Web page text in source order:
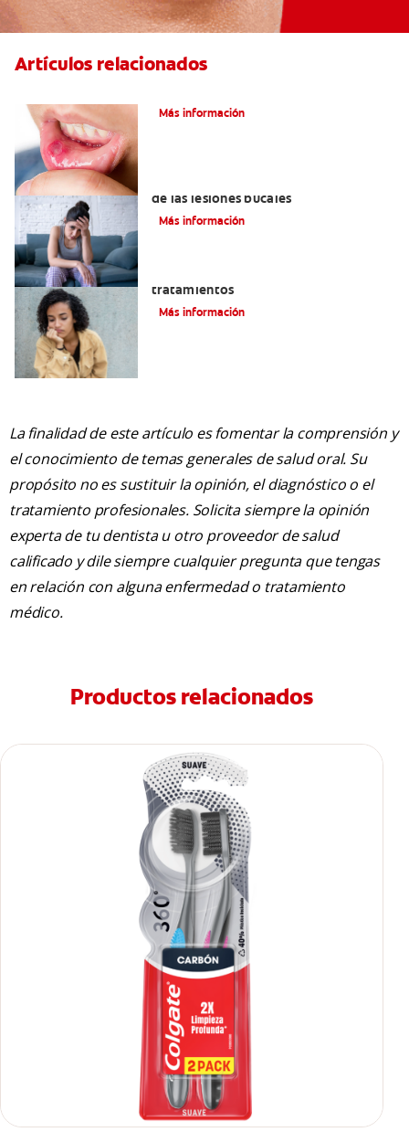
Artículos relacionados
Más información
de las lesiones bucales
Más información
tratamientos
Más información
La finalidad de este artículo es fomentar la comprensión y
el conocimiento de temas generales de salud oral. Su
propósito no es sustituir la opinión, el diagnóstico o el
tratamiento profesionales. Solicita siempre la opinión
experta de tu dentista u otro proveedor de salud
calificado y dile siempre cualquier pregunta que tengas
en relación con alguna enfermedad o tratamiento
médico.
Productos relacionados